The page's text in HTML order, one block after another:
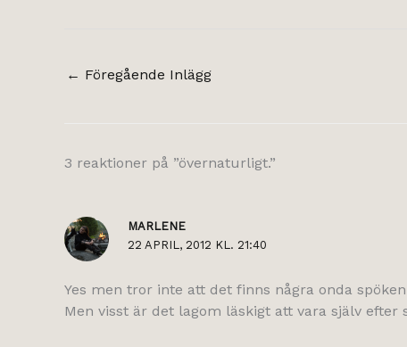
← Föregående Inlägg
3 reaktioner på ”övernaturligt.”
MARLENE
22 APRIL, 2012 KL. 21:40
Yes men tror inte att det finns några onda
Men visst är det lagom läskigt att vara själv